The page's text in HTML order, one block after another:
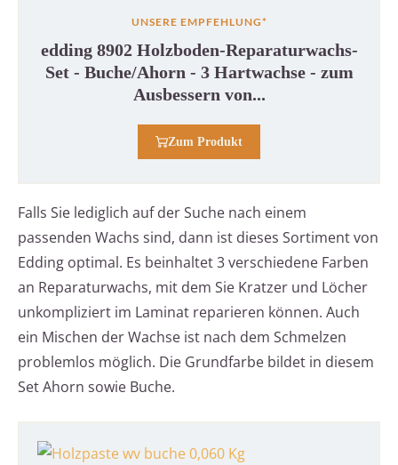
UNSERE EMPFEHLUNG*
edding 8902 Holzboden-Reparaturwachs-
Set - Buche/Ahorn - 3 Hartwachse - zum
Ausbessern von...
Zum Produkt
Falls Sie lediglich auf der Suche nach einem
passenden Wachs sind, dann ist dieses Sortiment von
Edding optimal. Es beinhaltet 3 verschiedene Farben
an Reparaturwachs, mit dem Sie Kratzer und Löcher
unkompliziert im Laminat reparieren können. Auch
ein Mischen der Wachse ist nach dem Schmelzen
problemlos möglich. Die Grundfarbe bildet in diesem
Set Ahorn sowie Buche.